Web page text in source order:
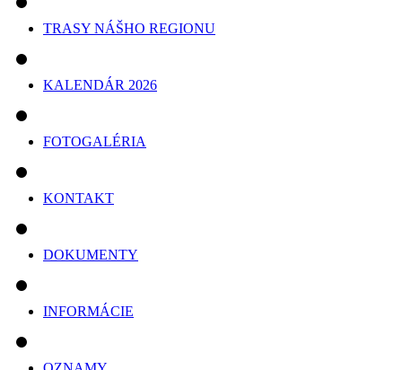
TRASY NÁŠHO REGIONU
KALENDÁR 2026
FOTOGALÉRIA
KONTAKT
DOKUMENTY
INFORMÁCIE